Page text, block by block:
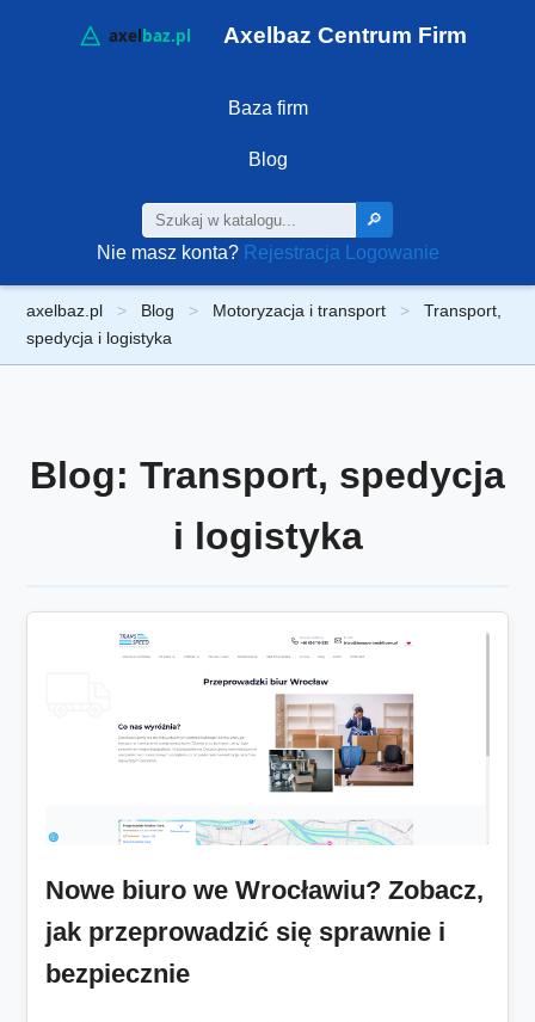
Axelbaz Centrum Firm
Baza firm
Blog
🔎
Nie masz konta? Rejestracja Logowanie
axelbaz.pl Blog Motoryzacja i transport
Transport,
spedycja i logistyka
Blog: Transport, spedycja
i logistyka
Nowe biuro we Wrocławiu? Zobacz,
jak przeprowadzić się sprawnie i
bezpiecznie